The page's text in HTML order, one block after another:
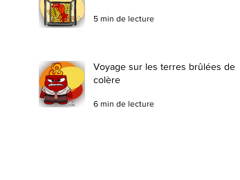
5 min de lecture
Voyage sur les terres brûlées de la
colère
6 min de lecture